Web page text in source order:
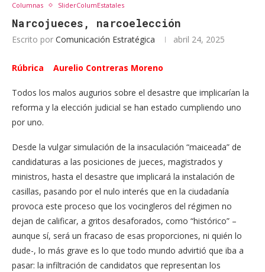
Columnas SliderColumEstatales
Narcojueces, narcoelección
Escrito por Comunicación Estratégica abril 24, 2025
Rúbrica Aurelio Contreras Moreno
Todos los malos augurios sobre el desastre que implicarían la
reforma y la elección judicial se han estado cumpliendo uno
por uno.
Desde la vulgar simulación de la insaculación “maiceada” de
candidaturas a las posiciones de jueces, magistrados y
ministros, hasta el desastre que implicará la instalación de
casillas, pasando por el nulo interés que en la ciudadanía
provoca este proceso que los vocingleros del régimen no
dejan de calificar, a gritos desaforados, como “histórico” –
aunque sí, será un fracaso de esas proporciones, ni quién lo
dude-, lo más grave es lo que todo mundo advirtió que iba a
pasar: la infiltración de candidatos que representan los